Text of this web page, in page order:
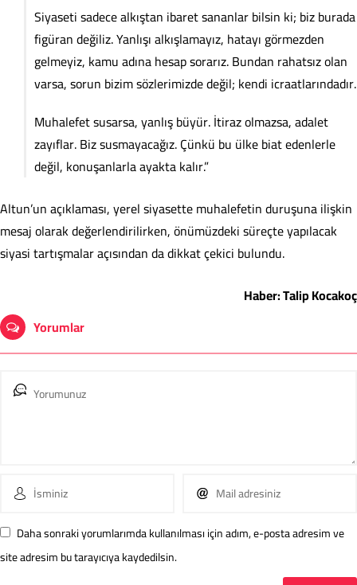
Siyaseti sadece alkıştan ibaret sananlar bilsin ki; biz burada
figüran değiliz. Yanlışı alkışlamayız, hatayı görmezden
gelmeyiz, kamu adına hesap sorarız. Bundan rahatsız olan
varsa, sorun bizim sözlerimizde değil; kendi icraatlarındadır.
Muhalefet susarsa, yanlış büyür. İtiraz olmazsa, adalet
zayıflar. Biz susmayacağız. Çünkü bu ülke biat edenlerle
değil, konuşanlarla ayakta kalır.”
Altun’un açıklaması, yerel siyasette muhalefetin duruşuna ilişkin
mesaj olarak değerlendirilirken, önümüzdeki süreçte yapılacak
siyasi tartışmalar açısından da dikkat çekici bulundu.
Haber: Talip Kocakoç
Yorumlar
Daha sonraki yorumlarımda kullanılması için adım, e-posta adresim ve
site adresim bu tarayıcıya kaydedilsin.